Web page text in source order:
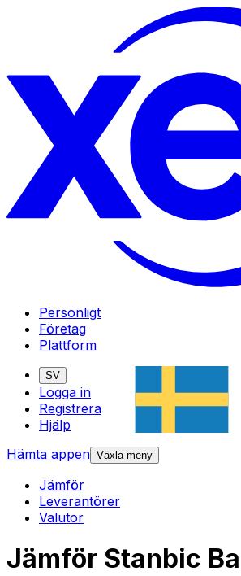
Personligt
Företag
Plattform
SV
Logga in
Registrera
Hjälp
Hämta appen Växla meny
Jämför
Leverantörer
Valutor
Jämför Stanbic